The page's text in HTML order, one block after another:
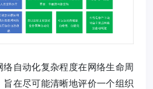
自动化复杂程度在网络生命周
在尽可能清晰地评价一个组织